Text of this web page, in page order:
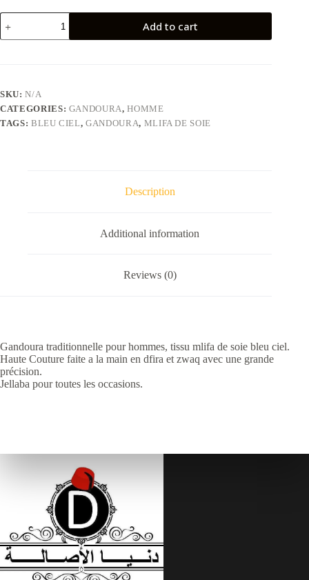
Gandoura
hommes
en
bleu
ciel
quantity
Add to cart
SKU:N/A
CATEGORIES: GANDOURA,HOMME
TAGS: BLEU CIEL,GANDOURA, MLIFA DE SOIE
Description
Additional information
Reviews (0)
Gandoura traditionnelle pour hommes, tissu mlifa de soie bleu ciel.
Haute Couture faite a la main en dfira et zwaq avec une grande
précision.
Jellaba pour toutes les occasions.